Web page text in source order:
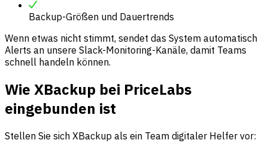
Backup-Größen und Dauertrends
Wenn etwas nicht stimmt, sendet das System automatisch
Alerts an unsere Slack-Monitoring-Kanäle, damit Teams
schnell handeln können.
Wie XBackup bei PriceLabs
eingebunden ist
Stellen Sie sich XBackup als ein Team digitaler Helfer vor: